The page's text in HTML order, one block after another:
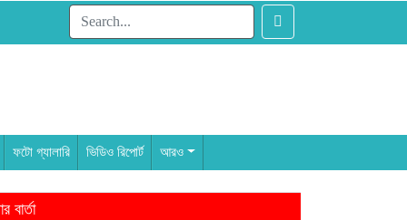
ফটো গ্যালারি ভিডিও রিপোর্ট আরও
বার্তা